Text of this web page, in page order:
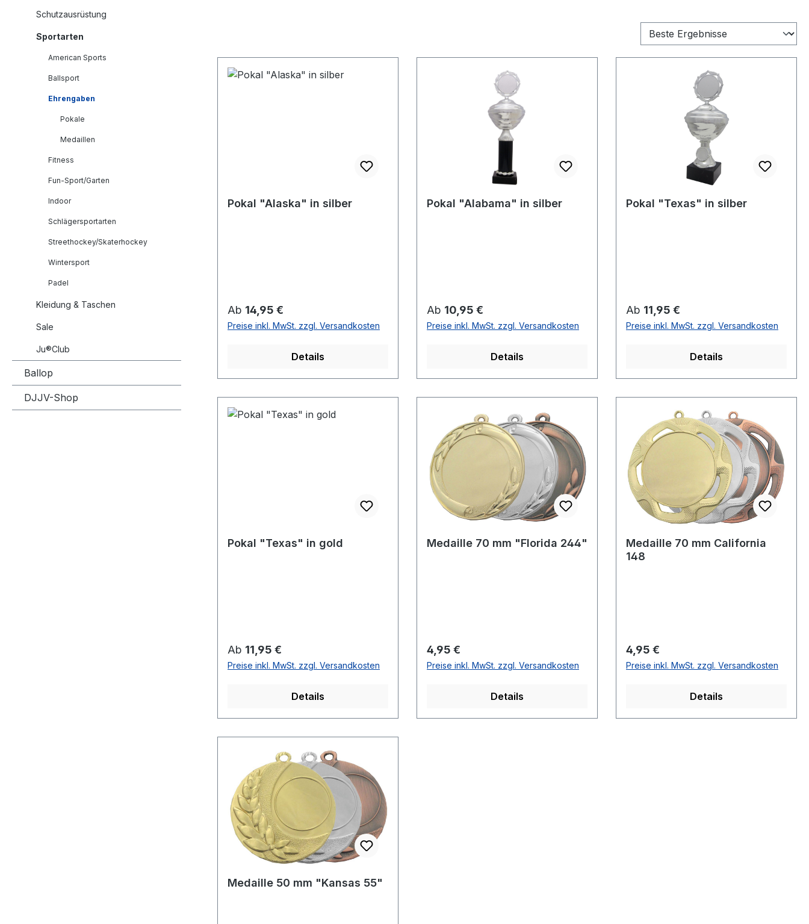
Schutzausrüstung
Sportarten
American Sports
Ballsport
Ehrengaben
Pokale
Medaillen
Fitness
Fun-Sport/Garten
Indoor
Schlägersportarten
Streethockey/Skaterhockey
Wintersport
Padel
Kleidung & Taschen
Sale
Ju®Club
Ballop
DJJV-Shop
Pokal "Alaska" in silber
Regulärer Preis:
Ab 14,95 €
Preise inkl. MwSt. zzgl. Versandkosten
Details
Pokal "Alabama" in silber
Regulärer Preis:
Ab 10,95 €
Preise inkl. MwSt. zzgl. Versandkosten
Details
Pokal "Texas" in silber
Regulärer Preis:
Ab 11,95 €
Preise inkl. MwSt. zzgl. Versandkosten
Details
Pokal "Texas" in gold
Regulärer Preis:
Ab 11,95 €
Preise inkl. MwSt. zzgl. Versandkosten
Details
Medaille 70 mm "Florida 244"
Regulärer Preis:
4,95 €
Preise inkl. MwSt. zzgl. Versandkosten
Details
Medaille 70 mm California
148
Regulärer Preis:
4,95 €
Preise inkl. MwSt. zzgl. Versandkosten
Details
Medaille 50 mm "Kansas 55"